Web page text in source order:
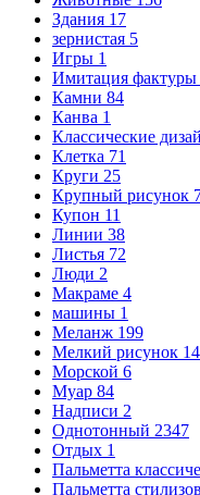
Здания 17
зернистая 5
Игры 1
Имитация фактуры
Камни 84
Канва 1
Классические
Клетка 71
Круги 25
Крупный рисунок
Купон 11
Линии 38
Листья 72
Люди 2
Макраме 4
машины 1
Меланж 199
Мелкий рисунок
Морской 6
Муар 84
Надписи 2
Однотонный 2347
Отдых 1
Пальметта
Пальметта